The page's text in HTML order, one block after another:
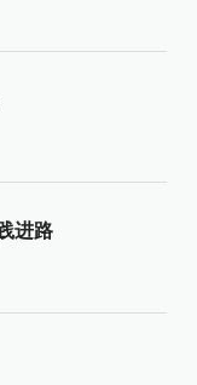
进路